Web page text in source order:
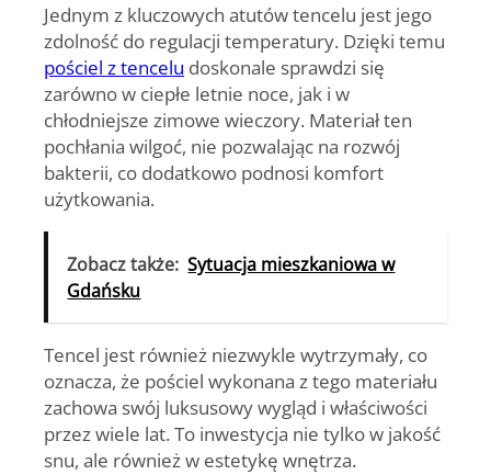
Jednym z kluczowych atutów tencelu jest jego
zdolność do regulacji temperatury. Dzięki temu
pościel z tencelu doskonale sprawdzi się
zarówno w ciepłe letnie noce, jak i w
chłodniejsze zimowe wieczory. Materiał ten
pochłania wilgoć, nie pozwalając na rozwój
bakterii, co dodatkowo podnosi komfort
użytkowania.
Zobacz także: Sytuacja mieszkaniowa w
Gdańsku
Tencel jest również niezwykle wytrzymały, co
oznacza, że pościel wykonana z tego materiału
zachowa swój luksusowy wygląd i właściwości
przez wiele lat. To inwestycja nie tylko w jakość
snu, ale również w estetykę wnętrza.